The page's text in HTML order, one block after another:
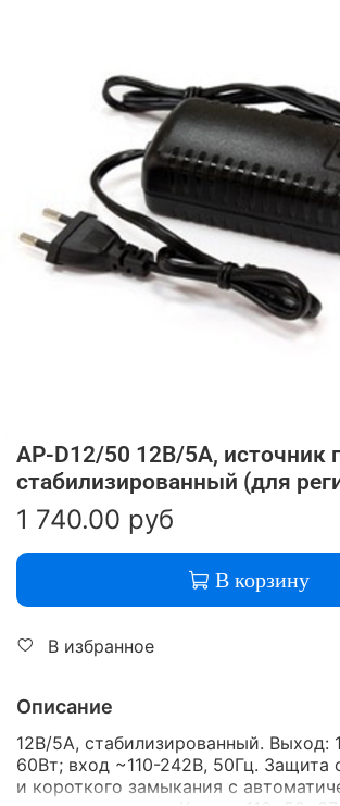
AP-D12/50 12В/5А, источник питания
стабилизированный (для
1 740.00 руб
В корзину
В избранное
Описание
12В/5А, стабилизированный. Выход:
60Вт; вход ~110-242В, 50Гц. Защита
и короткого замыкания с